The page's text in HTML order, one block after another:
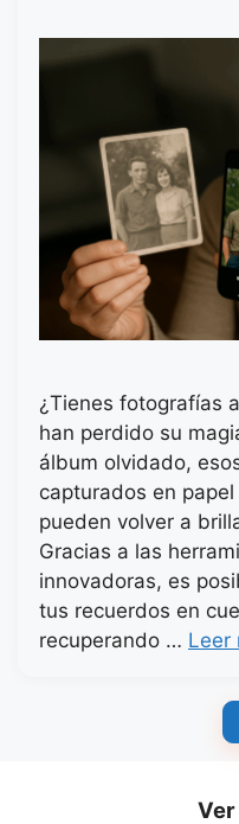
¿Tienes fotografías
han perdido su
álbum olvidado,
capturados en
pueden volver a
Gracias a las
innovadoras, es
tus recuerdos en
recuperando … Leer